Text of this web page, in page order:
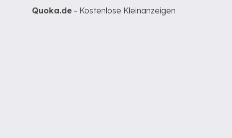
Quoka.de - Kostenlose Kleinanzeigen